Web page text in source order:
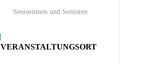
Seniorinnen und Senioren
VERANSTALTUNGSORT